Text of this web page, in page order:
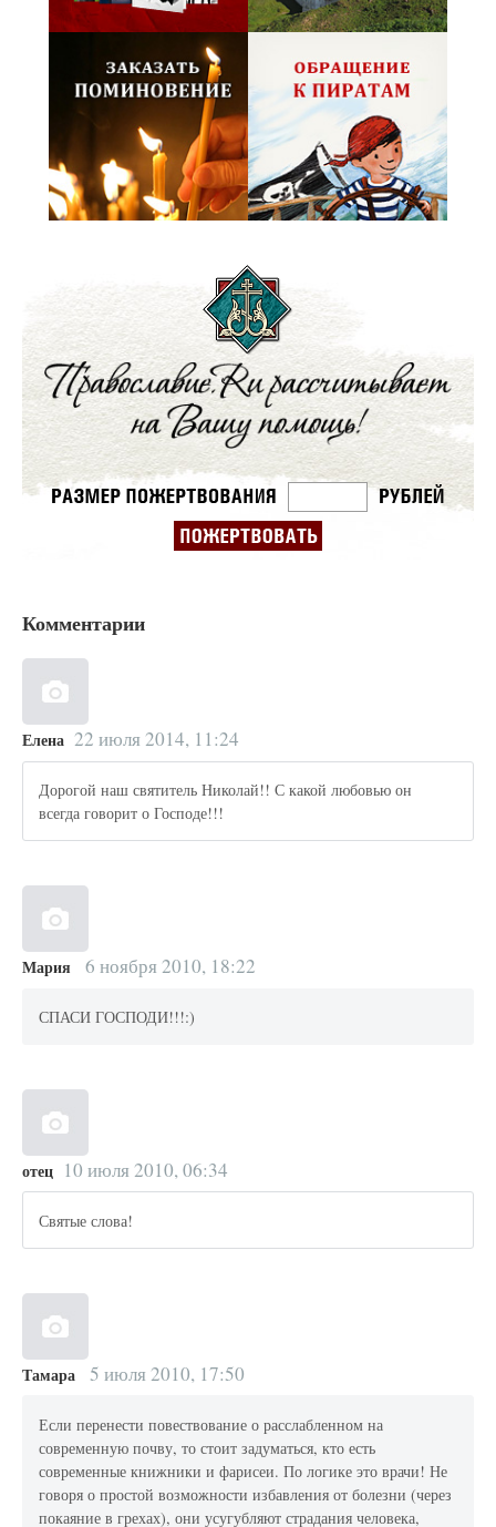
Комментарии
Елена 22 июля 2014, 11:24
Дорогой наш святитель Николай!! С какой любовью он
всегда говорит о Господе!!!
Мария 6 ноября 2010, 18:22
СПАСИ ГОСПОДИ!!!:)
отец 10 июля 2010, 06:34
Святые слова!
Тамара 5 июля 2010, 17:50
Если перенести повествование о расслабленном на
современную почву, то стоит задуматься, кто есть
современные книжники и фарисеи. По логике это врачи! Не
говоря о простой возможности избавления от болезни (через
покаяние в грехах), они усугубляют страдания человека,